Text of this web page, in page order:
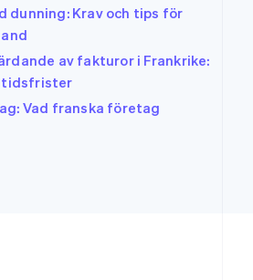
dunning: Krav och tips för
av fakturor i Frankrike:
tidsfrister
Vad franska företag